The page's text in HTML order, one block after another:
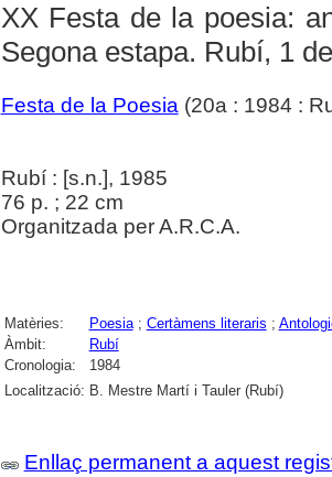
XX Festa de la poesia:
Segona estapa. Rubí, 1
Festa de la Poesia(20a : 1984 :
Rubí : [s.n.], 1985
76 p. ; 22 cm
Organitzada per A.R.C.A.
Matèries: Poesia; Certàmens literaris ;
Àmbit:
Rubí
Cronologia:
1984
Localització: B. Mestre Martí i Tauler (Rubí)
Enllaç permanent a aquest